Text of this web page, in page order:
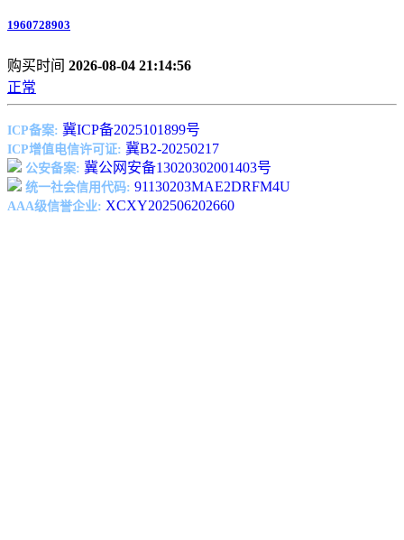
1960728903
购买时间 2026-08-04 21:14:56
正常
ICP备案: 冀ICP备2025101899号
ICP增值电信许可证: 冀B2-20250217
公安备案: 冀公网安备13020302001403号
统一社会信用代码: 91130203MAE2DRFM4U
AAA级信誉企业: XCXY202506202660